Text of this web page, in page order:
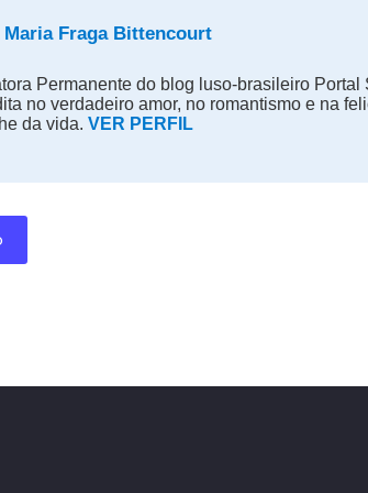
Maria Fraga Bittencourt
Permanente do blog luso-brasileiro
no verdadeiro amor, no romantismo e na
da vida. VER PERFIL